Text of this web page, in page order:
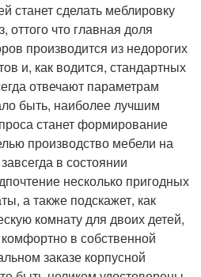
станет сделать меблировку
оттого что главная доля
производится из недорогих
и, как водится, стандартных
отвечают параметрам
быть, наиболее лучшим
станет формирование
производство мебели на
в состоянии
несколько пригодных
а также подскажет, как
комнату для двоих детей,
в собственной
заказе корпусной